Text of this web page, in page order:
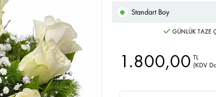
Standart Boy
GÜNLÜK TAZE
1.800,00 TL
(KDV